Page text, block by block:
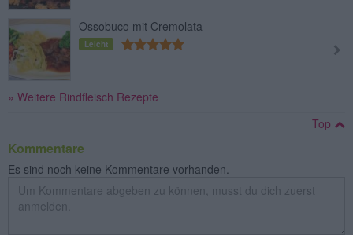
Ossobuco mit Cremolata
Leicht
» Weitere Rindfleisch Rezepte
Top
Kommentare
Es sind noch keine Kommentare vorhanden.